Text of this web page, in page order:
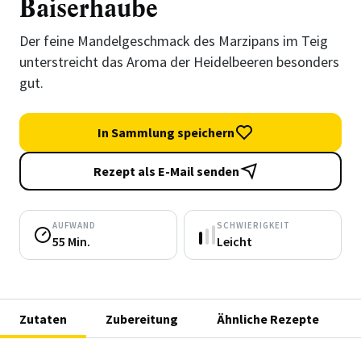
Baiserhaube
Der feine Mandelgeschmack des Marzipans im Teig
unterstreicht das Aroma der Heidelbeeren besonders
gut.
In Sammlung speichern
Rezept als E-Mail senden
AUFWAND
55 Min.
SCHWIERIGKEIT
Leicht
Zutaten Zubereitung Ähnliche Rezepte